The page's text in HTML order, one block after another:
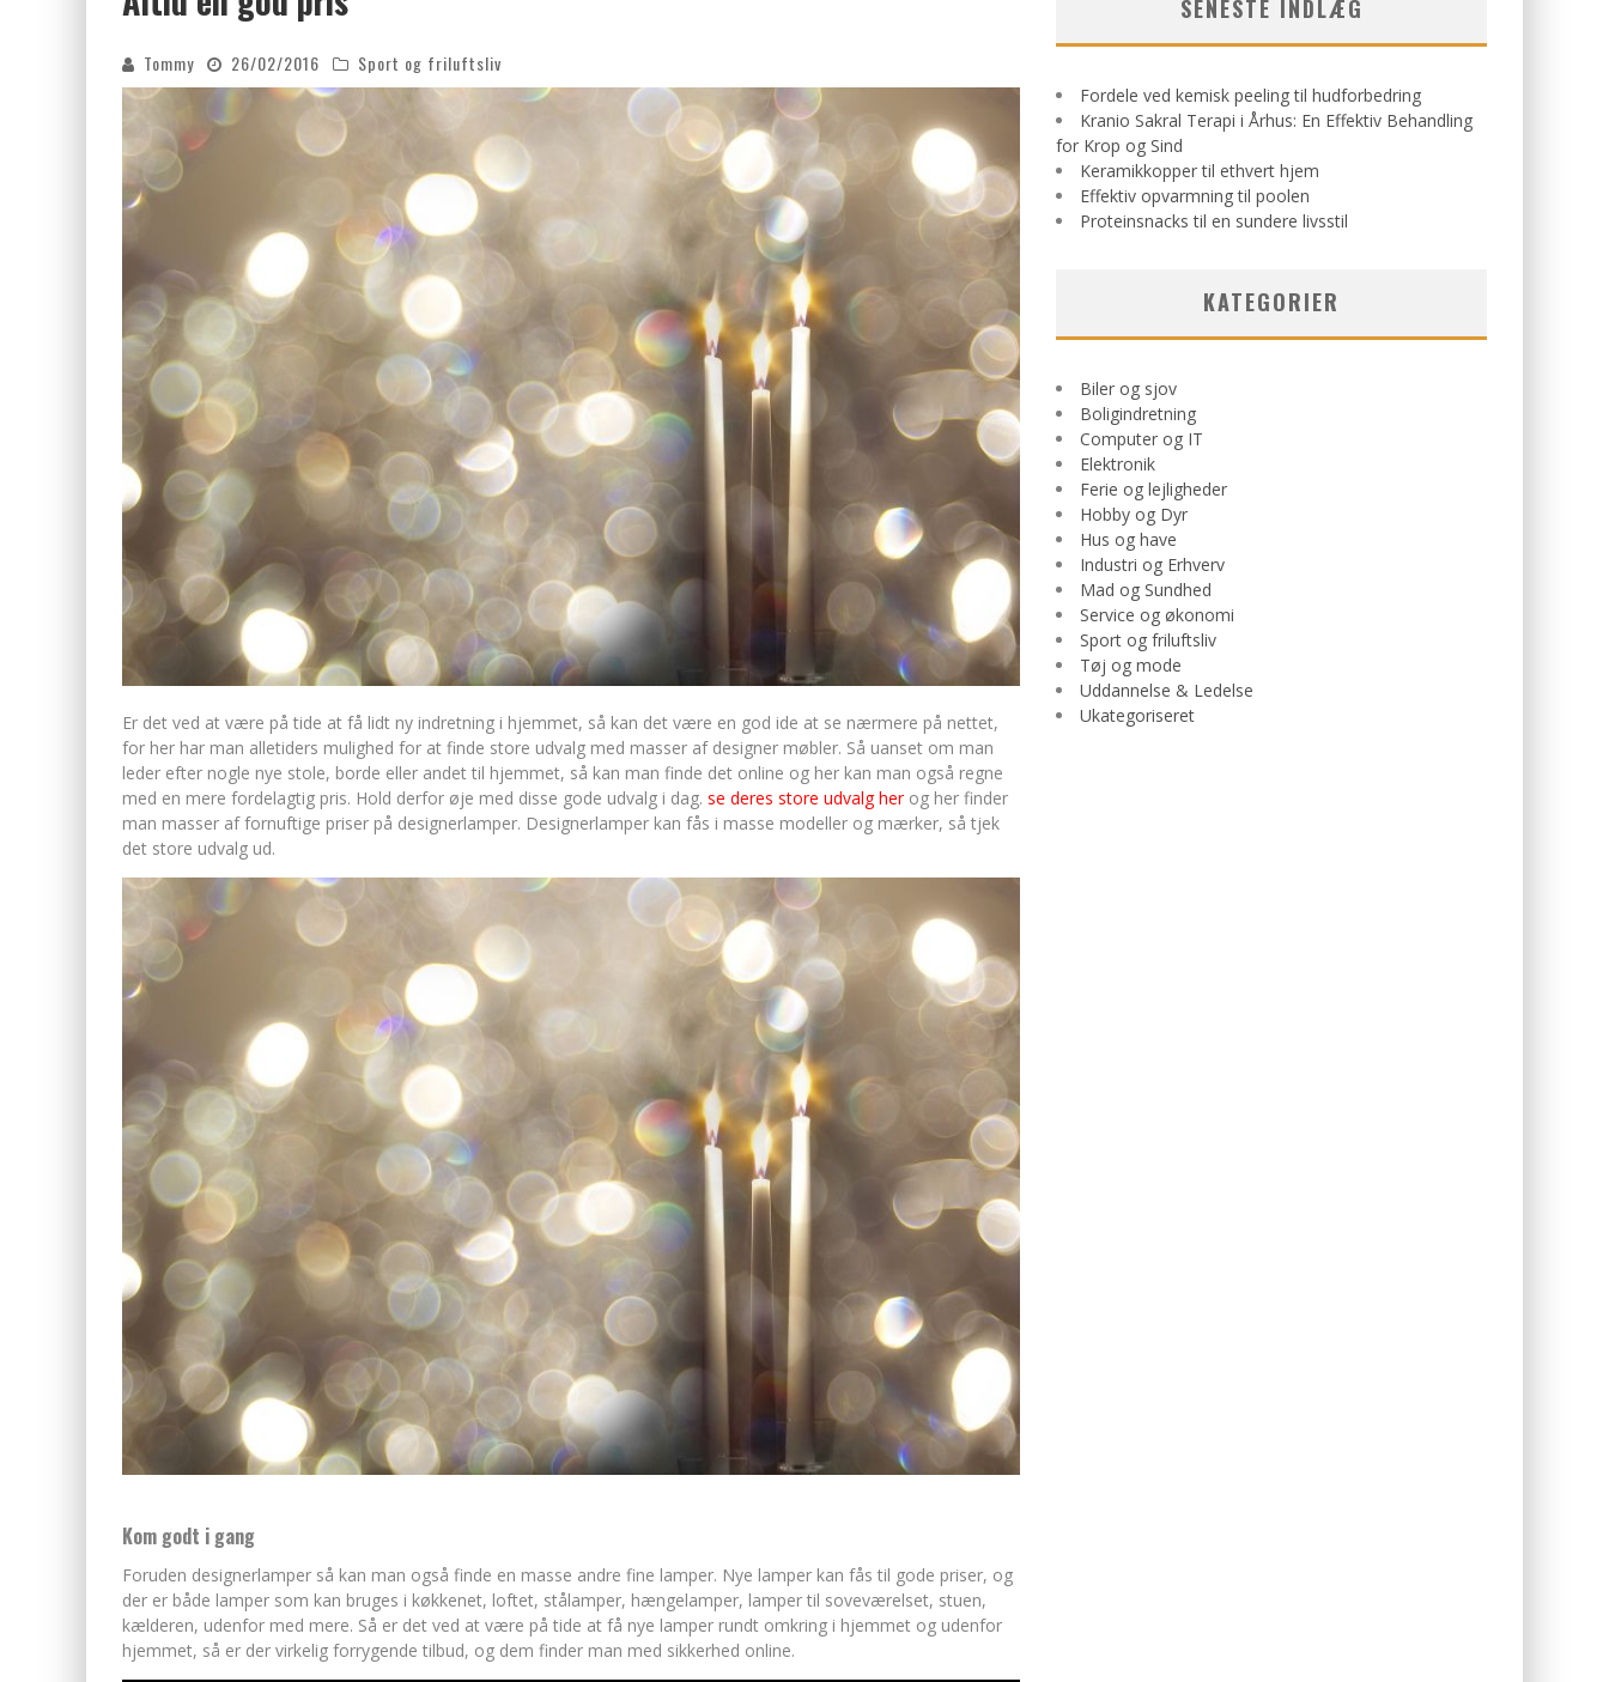
Tommy 26/02/2016 Sport og friluftsliv
Er det ved at være på tide at få lidt ny indretning i hjemmet, så kan det være en god ide at se nærmere på nettet,
for her har man alletiders mulighed for at finde store udvalg med masser af designer møbler. Så uanset om man
leder efter nogle nye stole, borde eller andet til hjemmet, så kan man finde det online og her kan man også regne
med en mere fordelagtig pris. Hold derfor øje med disse gode udvalg i dag. se deres store udvalg herog her finder
man masser af fornuftige priser på designerlamper. Designerlamper kan fås i masse modeller og mærker, så tjek
det store udvalg ud.
Kom godt i gang
Foruden designerlamper så kan man også finde en masse andre fine lamper. Nye lamper kan fås til gode priser, og
der er både lamper som kan bruges i køkkenet, loftet, stålamper, hængelamper, lamper til soveværelset, stuen,
kælderen, udenfor med mere. Så er det ved at være på tide at få nye lamper rundt omkring i hjemmet og udenfor
hjemmet, så er der virkelig forrygende tilbud, og dem finder man med sikkerhed online.
SENESTE INDLÆG
Fordele ved kemisk peeling til hudforbedring
Kranio Sakral Terapi i Århus: En Effektiv Behandling
for Krop og Sind
Keramikkopper til ethvert hjem
Effektiv opvarmning til poolen
Proteinsnacks til en sundere livsstil
KATEGORIER
Biler og sjov
Boligindretning
Computer og IT
Elektronik
Ferie og lejligheder
Hobby og Dyr
Hus og have
Industri og Erhverv
Mad og Sundhed
Service og økonomi
Sport og friluftsliv
Tøj og mode
Uddannelse & Ledelse
Ukategoriseret